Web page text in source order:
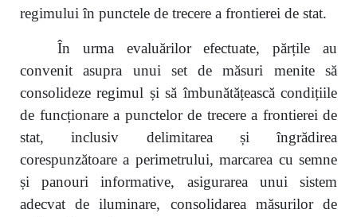
regimului în punctele de trecere a frontierei de stat.
În urma evaluărilor efectuate, părțile au
convenit asupra unui set de măsuri menite să
consolideze regimul și să îmbunătățească condițiile
de funcționare a punctelor de trecere a frontierei de
stat, inclusiv delimitarea și îngrădirea
corespunzătoare a perimetrului, marcarea cu semne
și panouri informative, asigurarea unui sistem
adecvat de iluminare, consolidarea măsurilor de